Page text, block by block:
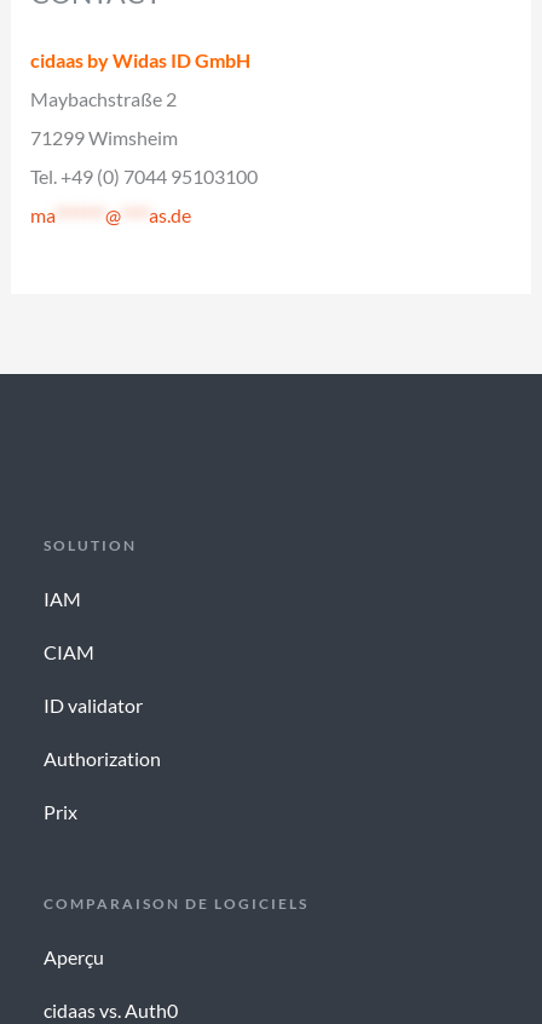
cidaas by Widas ID GmbH
Maybachstraße 2
71299 Wimsheim
Tel. +49 (0) 7044 95103100
ma*******@ ****as.de
SOLUTION
IAM
CIAM
ID validator
Authorization
Prix
COMPARAISON DE LOGICIELS
Aperçu
cidaas vs. Auth0